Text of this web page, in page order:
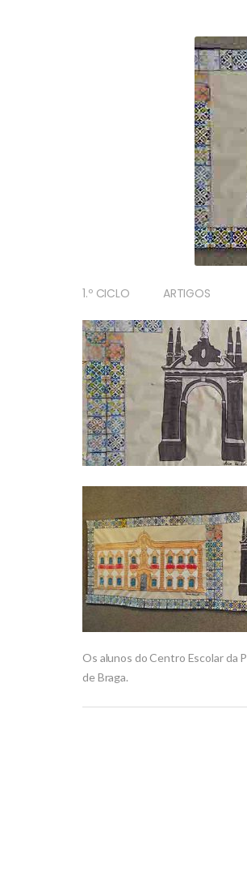
1.º CICLO ARTIGOS
Os alunos do Centro Escolar da
de Braga.